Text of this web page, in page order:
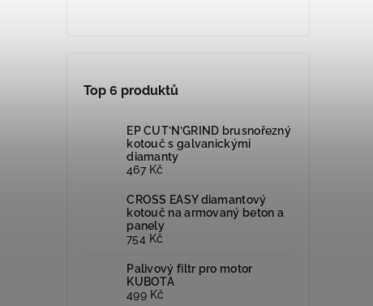
Top 6 produktů
EP CUT’N’GRIND brusnořezný
kotouč s galvanickými
diamanty
467 Kč
CROSS EASY diamantový
kotouč na armovaný beton a
panely
754 Kč
Palivový filtr pro motor
KUBOTA
499 Kč